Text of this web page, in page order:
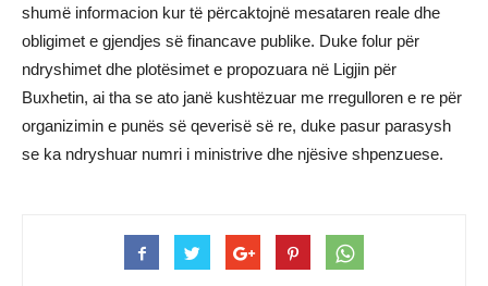
shumë informacion kur të përcaktojnë mesataren reale dhe
obligimet e gjendjes së financave publike. Duke folur për
ndryshimet dhe plotësimet e propozuara në Ligjin për
Buxhetin, ai tha se ato janë kushtëzuar me rregulloren e re për
organizimin e punës së qeverisë së re, duke pasur parasysh
se ka ndryshuar numri i ministrive dhe njësive shpenzuese.